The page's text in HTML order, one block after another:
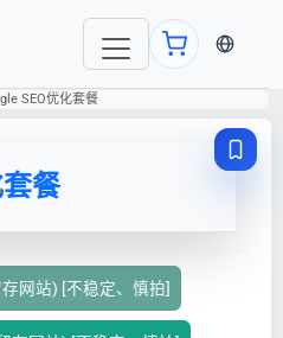
当前语
SEO优化套餐
餐
网站) [不稳定、慎拍]